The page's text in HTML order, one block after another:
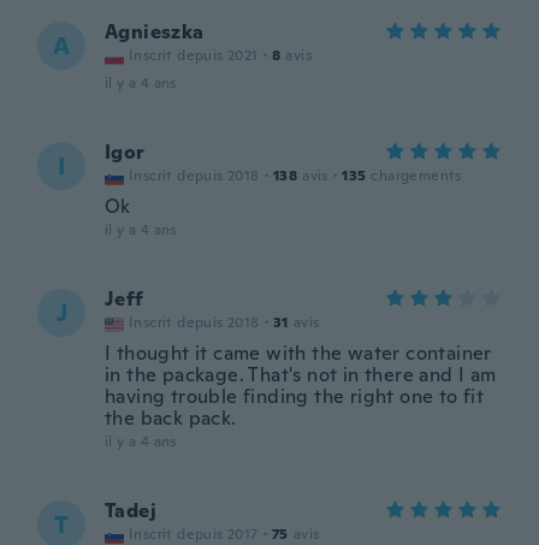
A Agnieszka
Inscrit depuis 2021 · 8 avis
il y a 4 ans
I Igor
Inscrit depuis 2018 · 138 avis · 135 chargements
Ok
il y a 4 ans
J Jeff
Inscrit depuis 2018 · 31 avis
I thought it came with the water container
in the package. That's not in there and I am
having trouble finding the right one to fit
the back pack.
il y a 4 ans
T Tadej
Inscrit depuis 2017 · 75 avis